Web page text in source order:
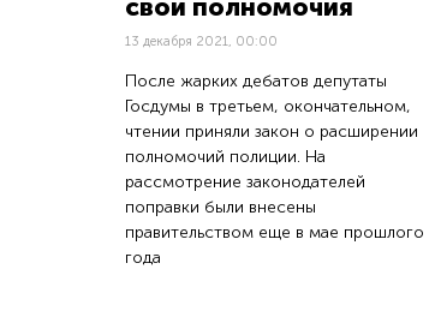
свои полномочия
13 декабря 2021, 00:00
После жарких дебатов депутаты
Госдумы в третьем, окончательном,
чтении приняли закон о расширении
полномочий полиции. На
рассмотрение законодателей
поправки были внесены
правительством еще в мае прошлого
года